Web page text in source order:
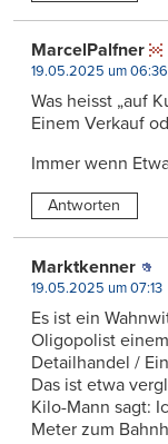
MarcelPalfner
19.05.2025 um 06:36
Was heisst „auf
Einem Verkauf
Immer wenn
Antworten
Marktkenner
19.05.2025 um 07:13
Es ist ein
Oligopolist
Detailhandel /
Das ist etwa
Kilo-Mann sagt:
Meter zum